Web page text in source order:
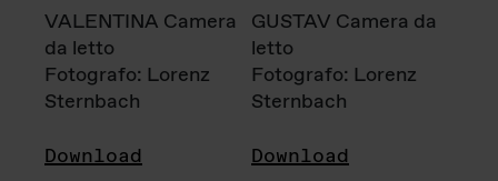
VALENTINA Camera
da letto
Fotografo: Lorenz
Sternbach
Download
GUSTAV Camera da
letto
Fotografo: Lorenz
Sternbach
Download